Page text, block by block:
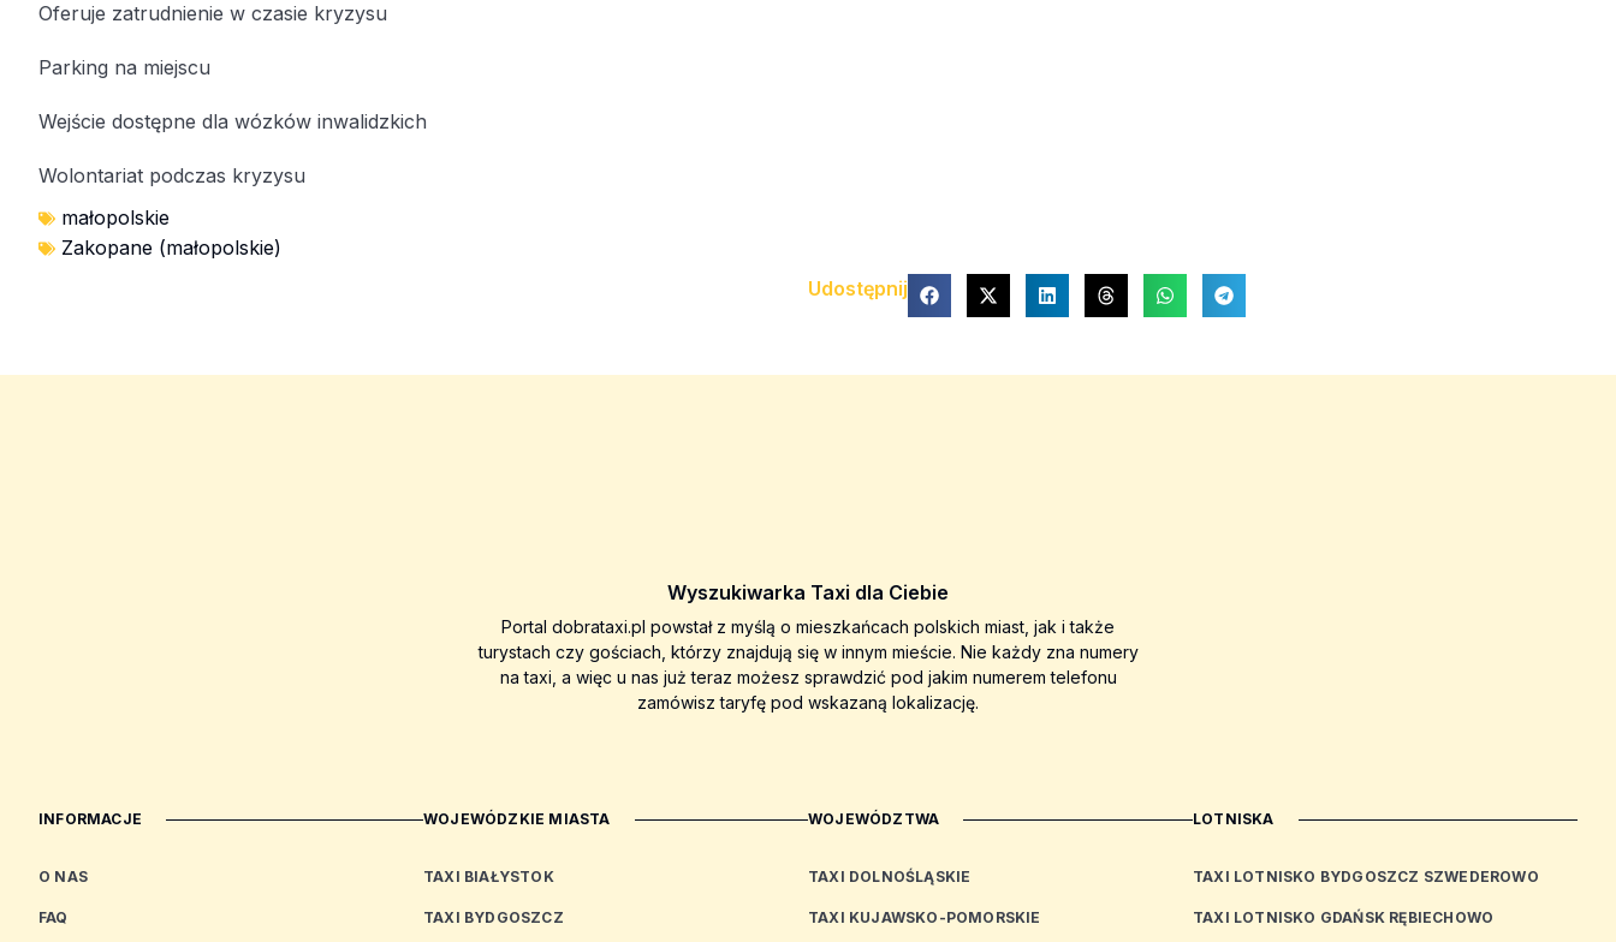
Oferuje zatrudnienie w czasie kryzysu
Parking na miejscu
Wejście dostępne dla wózków inwalidzkich
Wolontariat podczas kryzysu
małopolskie
Zakopane (małopolskie)
Udostępnij
Wyszukiwarka Taxi dla Ciebie
Portal dobrataxi.pl powstał z myślą o mieszkańcach polskich miast, jak i także
turystach czy gościach, którzy znajdują się w innym mieście. Nie każdy zna numery
na taxi, a więc u nas już teraz możesz sprawdzić pod jakim numerem telefonu
zamówisz taryfę pod wskazaną lokalizację.
INFORMACJE
O NAS
FAQ
WOJEWÓDZKIE MIASTA
TAXI BIAŁYSTOK
TAXI BYDGOSZCZ
WOJEWÓDZTWA
TAXI DOLNOŚLĄSKIE
TAXI KUJAWSKO-POMORSKIE
LOTNISKA
TAXI LOTNISKO BYDGOSZCZ SZWEDEROWO
TAXI LOTNISKO GDAŃSK RĘBIECHOWO